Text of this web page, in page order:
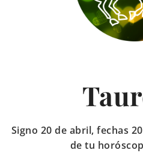
Signo 20 de abril, fechas
de tu